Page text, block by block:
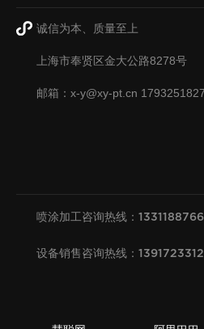
诚信为本、质量至上
上海市奉贤区金大公路8278号
邮箱：x-y@xy-pt.cn
喷涂加工咨询热线：
设备销售咨询热线：